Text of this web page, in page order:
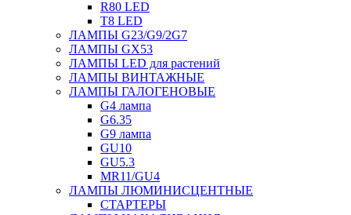
R80 LED
T8 LED
ЛАМПЫ G23/G9/2G7
ЛАМПЫ GX53
ЛАМПЫ LED для растений
ЛАМПЫ ВИНТАЖНЫЕ
ЛАМПЫ ГАЛОГЕНОВЫЕ
G4 лампа
G6.35
G9 лампа
GU10
GU5.3
MR11/GU4
ЛАМПЫ ЛЮМИНИСЦЕНТНЫЕ
СТАРТЕРЫ